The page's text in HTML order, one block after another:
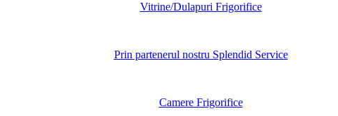
Vitrine/Dulapuri Frigorifice
Prin partenerul nostru Splendid Service
Camere Frigorifice